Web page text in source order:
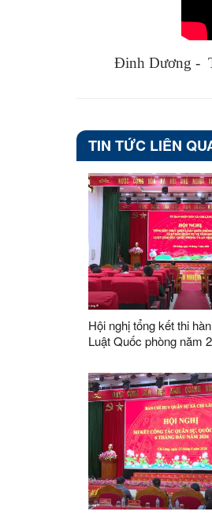
Đinh Dương -
TIN TỨC LIÊN
Hội nghị tổng kết thi
Luật Quốc phòng năm
quốc phòng và an ninh